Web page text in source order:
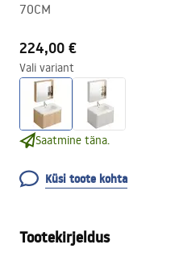
70CM
224,00 €
Vali variant
Saatmine täna.
Küsi toote kohta
Tootekirjeldus